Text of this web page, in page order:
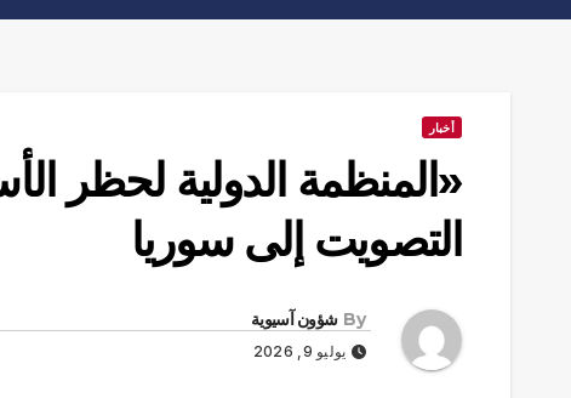
أخبار
«المنظمة الدولية لحظر
التصويت إلى سوريا
By شؤون آسيوية
يوليو 9, 2026